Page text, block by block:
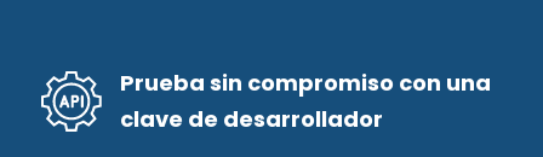
Prueba sin compromiso con una
clave de desarrollador